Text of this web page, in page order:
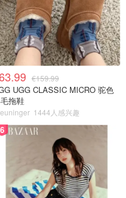
€159.99
UGG CLASSIC MICRO 驼色
拖鞋
1444人感兴趣
6